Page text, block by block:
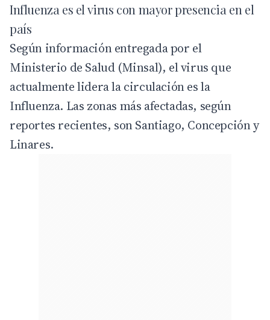
Influenza es el virus con mayor presencia en el
país
Según información entregada por el
Ministerio de Salud (Minsal), el virus que
actualmente lidera la circulación es la
Influenza. Las zonas más afectadas, según
reportes recientes, son Santiago, Concepción y
Linares.